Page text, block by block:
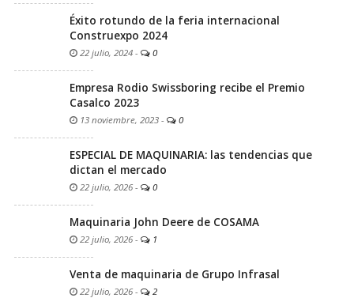
Éxito rotundo de la feria internacional
Construexpo 2024
22 julio, 2024 - 0
Empresa Rodio Swissboring recibe el Premio
Casalco 2023
13 noviembre, 2023 - 0
ESPECIAL DE MAQUINARIA: las tendencias que
dictan el mercado
22 julio, 2026 - 0
Maquinaria John Deere de COSAMA
22 julio, 2026 - 1
Venta de maquinaria de Grupo Infrasal
22 julio, 2026 - 2